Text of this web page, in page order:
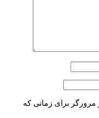
مرورگر برای زمانی که